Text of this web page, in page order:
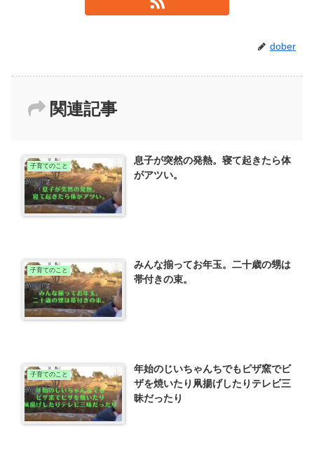
dober
関連記事
子育てのこと
息子が突然の発熱。寝て起きたら体
がアツい。
子育てのこと
みんな揃ってお年玉。二十歳の甥は
帯付きの束。
子育てのこと
年始のじいちゃんちでもピザ窯でビ
ザを焼いたり凧揚げしたりテレビ三
昧だったり